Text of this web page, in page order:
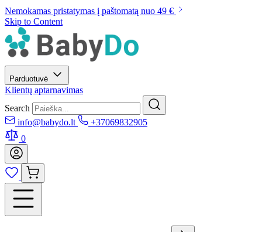
Nemokamas pristatymas į paštomatą nuo 49 €
Skip to Content
Parduotuvė
Klientų aptarnavimas
Search
info@babydo.lt
+37069832905
0